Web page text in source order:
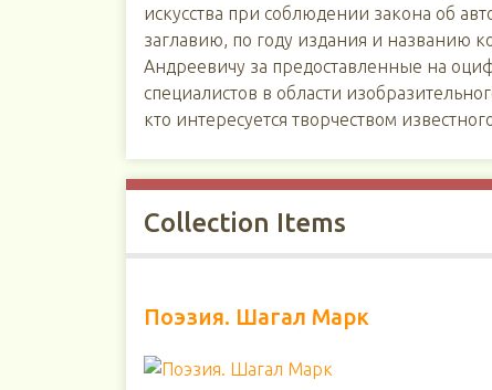
искусства при соблюдении закона об
заглавию, по году издания и названию
Андреевичу за предоставленные на
специалистов в области
кто интересуется творчеством
Collection Items
Поэзия. Шагал Марк